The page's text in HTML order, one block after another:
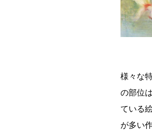
様々な
の部位
ている
が多い